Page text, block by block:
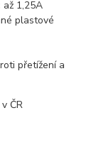
až 1,25A
plastové
přetížení a
ČR